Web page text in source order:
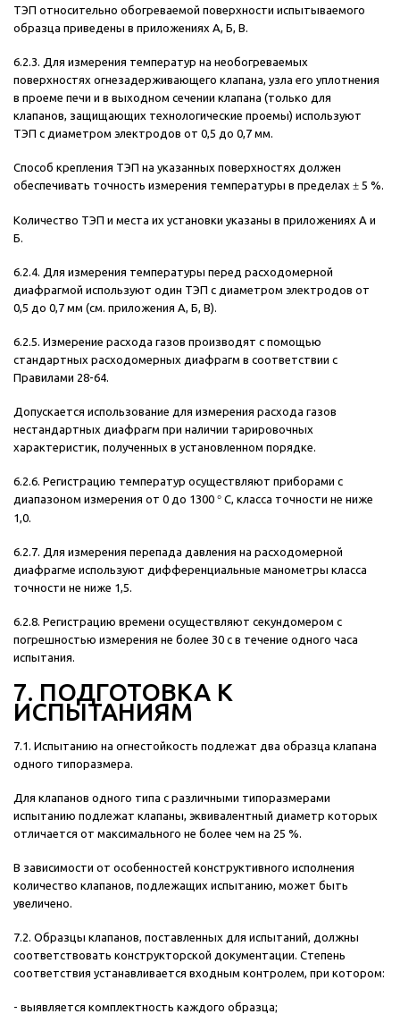
ТЭП относительно обогреваемой поверхности испытываемого
образца приведены в приложениях А, Б, В.
6.2.3. Для измерения температур на необогреваемых
поверхностях огнезадерживающего клапана, узла его уплотнения
в проеме печи и в выходном сечении клапана (только для
клапанов, защищающих технологические проемы) используют
ТЭП с диаметром электродов от 0,5 до 0,7 мм.
Способ крепления ТЭП на указанных поверхностях должен
обеспечивать точность измерения температуры в пределах ± 5 %.
Количество ТЭП и места их установки указаны в приложениях А и
Б.
6.2.4. Для измерения температуры перед расходомерной
диафрагмой используют один ТЭП с диаметром электродов от
0,5 до 0,7 мм (см. приложения А, Б, В).
6.2.5. Измерение расхода газов производят с помощью
стандартных расходомерных диафрагм в соответствии с
Правилами 28-64.
Допускается использование для измерения расхода газов
нестандартных диафрагм при наличии тарировочных
характеристик, полученных в установленном порядке.
6.2.6. Регистрацию температур осуществляют приборами с
диапазоном измерения от 0 до 1300 ° С, класса точности не ниже
1,0.
6.2.7. Для измерения перепада давления на расходомерной
диафрагме используют дифференциальные манометры класса
точности не ниже 1,5.
6.2.8. Регистрацию времени осуществляют секундомером с
погрешностью измерения не более 30 с в течение одного часа
испытания.
7. ПОДГОТОВКА К
ИСПЫТАНИЯМ
7.1. Испытанию на огнестойкость подлежат два образца клапана
одного типоразмера.
Для клапанов одного типа с различными типоразмерами
испытанию подлежат клапаны, эквивалентный диаметр которых
отличается от максимального не более чем на 25 %.
В зависимости от особенностей конструктивного исполнения
количество клапанов, подлежащих испытанию, может быть
увеличено.
7.2. Образцы клапанов, поставленных для испытаний, должны
соответствовать конструкторской документации. Степень
соответствия устанавливается входным контролем, при котором:
- выявляется комплектность каждого образца;